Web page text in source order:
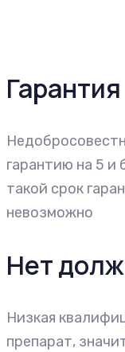
гарантию на 5 и
такой срок
невозможно
Нет
Низкая
препарат,